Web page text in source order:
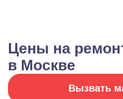
Цены на
в Москве
Вызвать